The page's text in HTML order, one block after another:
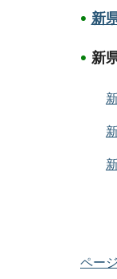
新
新
ペー